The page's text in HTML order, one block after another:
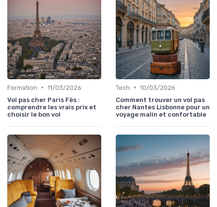
Formation • 11/03/2026
Vol pas cher Paris Fès :
comprendre les vrais prix et
choisir le bon vol
Tech • 10/03/2026
Comment trouver un vol pas
cher Nantes Lisbonne pour un
voyage malin et confortable